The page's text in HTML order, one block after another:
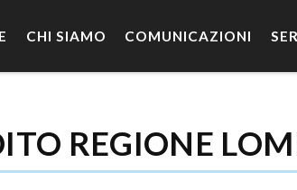
CHI SIAMO COMUNICAZIONI
REGIONE